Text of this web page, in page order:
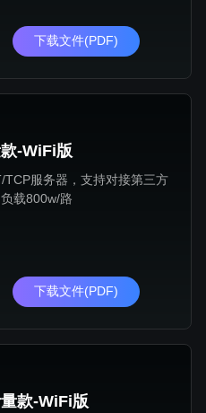
下载文件(PDF)
-WiFi版
服务器，支持对接第三方
载800w/路
下载文件(PDF)
款-WiFi版